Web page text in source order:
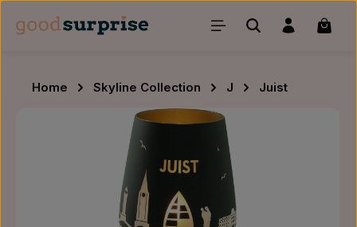
Zum Hauptinhalt springen
Home Skyline Collection J
Juist
Bildergalerie überspringen